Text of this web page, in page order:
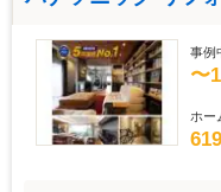
事例
〜
ホー